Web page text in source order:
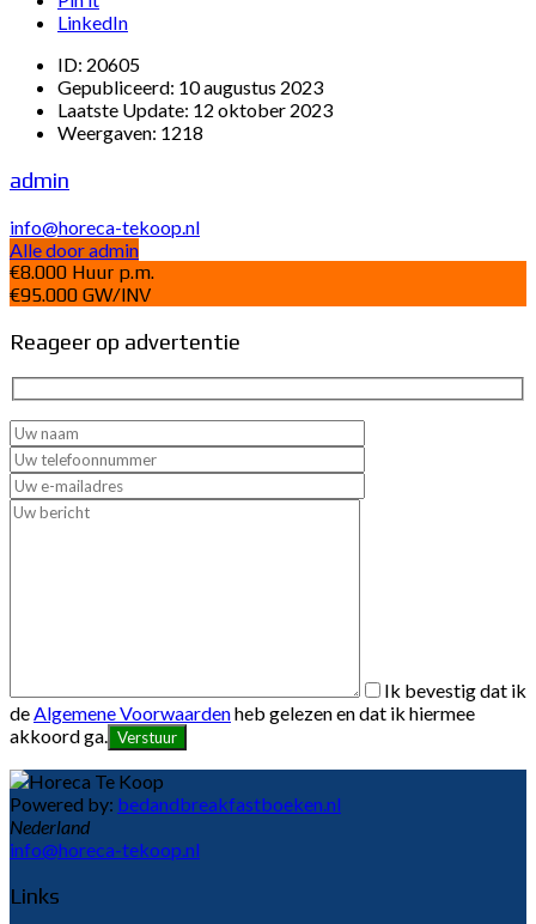
LinkedIn
ID: 20605
Gepubliceerd: 10 augustus 2023
Laatste Update: 12 oktober 2023
Weergaven: 1218
admin
info@horeca-tekoop.nl
Alle door admin
€8.000 Huur p.m.
€95.000 GW/INV
Reageer op advertentie
Ik bevestig dat ik
de Algemene Voorwaardenheb gelezen en dat ik hiermee
akkoord ga.
Powered by: bedandbreakfastboeken.nl
Nederland
info@horeca-tekoop.nl
Links